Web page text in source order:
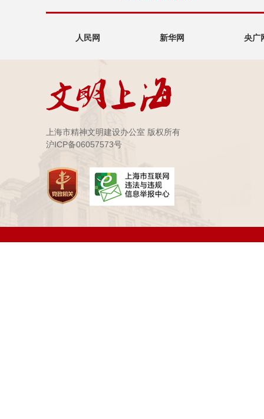
人民网 新华网 央广
上海市精神文明建设办公室 版权所有
沪ICP备06057573号